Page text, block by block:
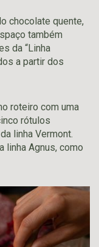
chocolate quente,
também
da “Linha
a partir dos
roteiro com uma
rótulos
linha Vermont.
linha Agnus, como